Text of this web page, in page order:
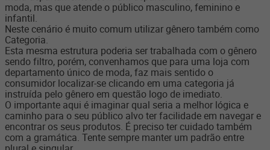
moda, mas que atende o público masculino, feminino e
infantil.
Neste cenário é muito comum utilizar gênero também como
Categoria.
Esta mesma estrutura poderia ser trabalhada com o gênero
sendo filtro, porém, convenhamos que para uma loja com
departamento único de moda, faz mais sentido o
consumidor localizar-se clicando em uma categoria já
instruída pelo gênero em questão logo de imediato.
O importante aqui é imaginar qual seria a melhor lógica e
caminho para o seu público alvo ter facilidade em navegar e
encontrar os seus produtos. É preciso ter cuidado também
com a gramática. Tente sempre manter um padrão entre